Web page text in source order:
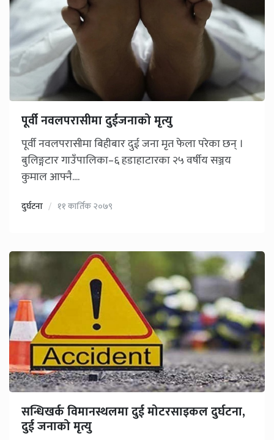
पूर्वी नवलपरासीमा दुईजनाको मृत्यु
पूर्वी नवलपरासीमा बिहीबार दुई जना मृत फेला परेका छन् ।
बुलिङ्गटार गाउँपालिका–६ हडाहाटारका २५ वर्षीय सञ्जय
कुमाल आफ्नै....
दुर्घटना ११ कार्तिक २०७९
सन्धिखर्क विमानस्थलमा दुई मोटरसाइकल दुर्घटना,
दुई जनाको मृत्यु